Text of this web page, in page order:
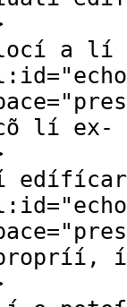
a lí
="
="
lí ex-
="
="
propríí,